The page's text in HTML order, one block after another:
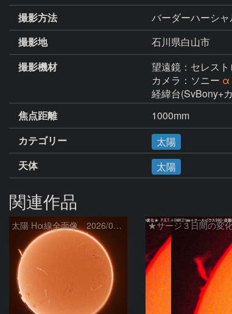
撮影方法
バーダーハーシ
撮影地
石川県白山市
撮影機材
望遠鏡：セレスト
カメラ：ソニー α
経緯台(SvBony+
焦点距離
1000mm
カテゴリー
太陽
天体
太陽
関連作品
太陽 Hα線全面像 2026/08/07 ★サージ３日間の変